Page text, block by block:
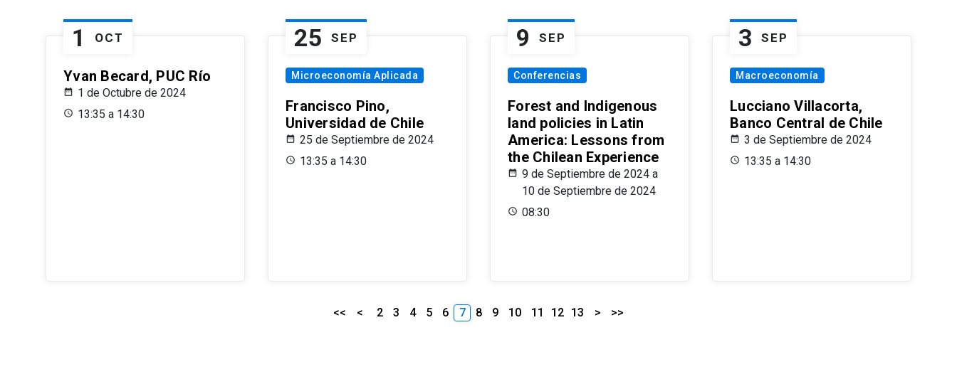
1 OCT
Yvan Becard, PUC Río
1 de Octubre de 2024
13:35 a 14:30
25 SEP
Microeconomía Aplicada
Francisco Pino,
Universidad de Chile
25 de Septiembre de 2024
13:35 a 14:30
9 SEP
Conferencias
Forest and Indigenous
land policies in Latin
America: Lessons from
the Chilean Experience
9 de Septiembre de 2024 a
10 de Septiembre de 2024
08:30
3 SEP
Macroeconomía
Lucciano Villacorta,
Banco Central de Chile
3 de Septiembre de 2024
13:35 a 14:30
<< < 2 3 4 5 6 7 8 9 10 11 12 13 > >>